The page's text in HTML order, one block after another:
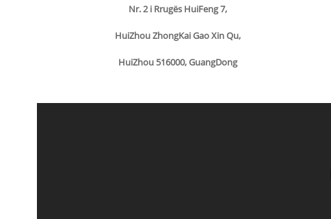
Nr. 2 i Rrugës HuiFeng 7,
HuiZhou ZhongKai Gao Xin Qu,
HuiZhou 516000, GuangDong